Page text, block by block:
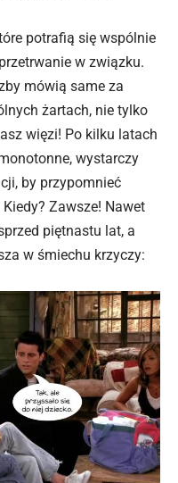
potrafią się wspólnie
w związku.
mówią same za
żartach, nie tylko
więzi! Po kilku latach
wystarczy
by przypomnieć
Zawsze! Nawet
piętnastu lat, a
w śmiechu krzyczy: